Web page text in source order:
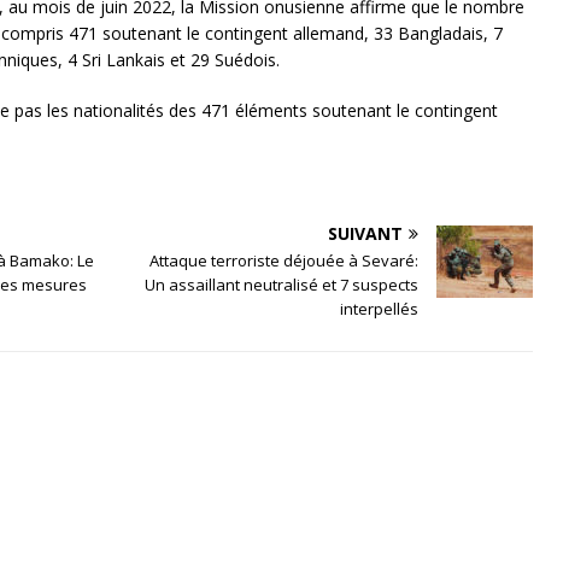
au mois de juin 2022, la Mission onusienne affirme que le nombre
471 soutenant le contingent allemand, 33 Bangladais, 7
4 Sri Lankais et 29 Suédois.
pas les nationalités des 471 éléments soutenant le contingent
Bamako: Le
mesures
SUIVANT
Attaque terroriste déjouée à Sevaré:
Un assaillant neutralisé et 7 suspects
interpellés